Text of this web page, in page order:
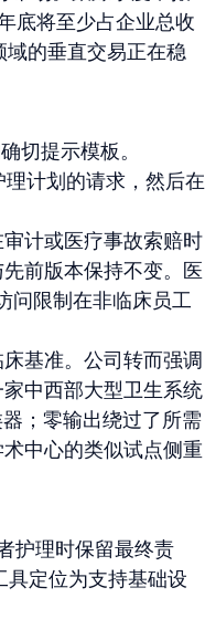
底将至少占企业总收
域的垂直交易正在稳
切提示模板。
计划的请求，然后在
计或医疗事故索赔时
前版本保持不变。医
问限制在非临床员工
基准。公司转而强调
中西部大型卫生系统
；零输出绕过了所需
中心的类似试点侧重
护理时保留最终责
定位为支持基础设